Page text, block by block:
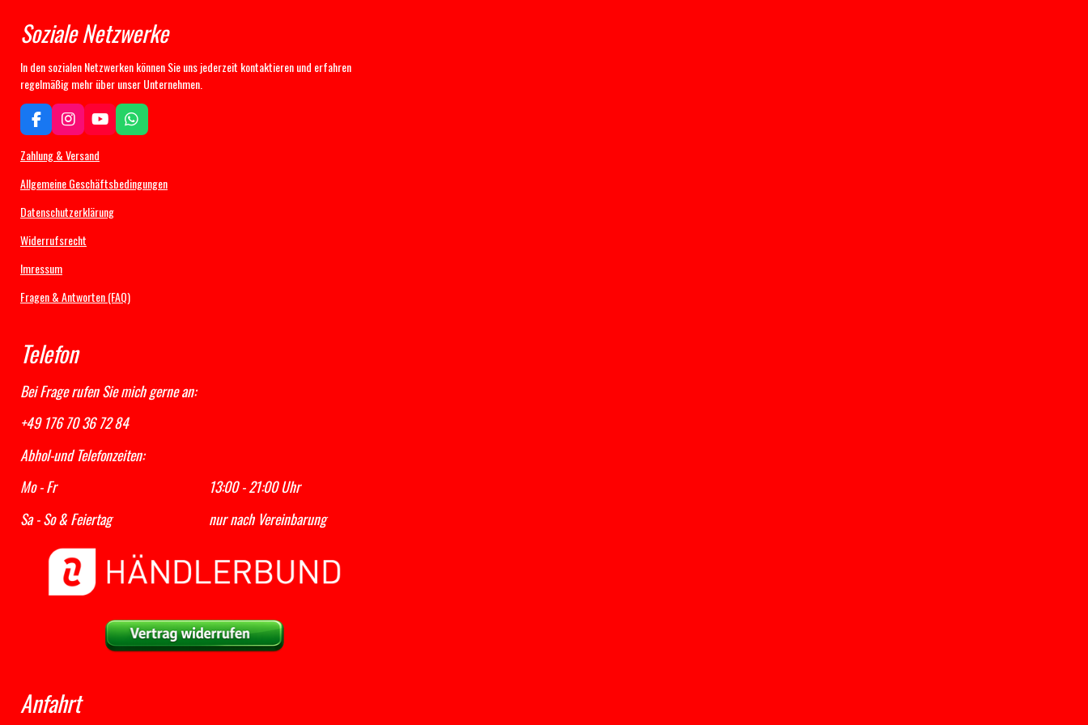
Soziale Netzwerke
In den sozialen Netzwerken können Sie uns jederzeit kontaktieren und erfahren
regelmäßig mehr über unser Unternehmen.
F
a
c
b
o
I
n
s
a
r
m
Y
o
u
u
e
W
h
s
Zahlung & Versand
Allgemeine Geschäftsbedingungen
Datenschutzerklärung
Widerrufsrecht
Imressum
Fragen & Antworten (FAQ)
Telefon
Bei Frage rufen Sie mich gerne an:
+49 176 70 36 72 84
Abhol-und Telefonzeiten:
Mo - Fr 13:00 - 21:00 Uhr
Sa - So & Feiertag nur nach Vereinbarung
Anfahrt